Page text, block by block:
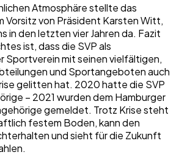
Atmosphäre stellte das
Vorsitz von Präsident Karsten Witt,
in den letzten vier Jahren da. Fazit
ist, dass die SVP als
mit seinen vielfältigen,
und Sportangeboten auch
gelitten hat. 2020 hatte die SVP
– 2021 wurden dem Hamburger
gemeldet. Trotz Krise steht
festem Boden, kann den
und sieht für die Zukunft